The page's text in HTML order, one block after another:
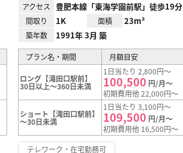
アクセス 豊肥本線「東海学園前駅」徒歩19分
間取り 1K 面積 23m²
築年数 1991年 3月 築
プラン名・期間 月額目安
ロング【滝田口駅前】
30日以上～360日未満
1日当たり 2,800円～
100,500 円/月～
初期費用他 22,000円～
ショート【滝田口駅前】
～30日未満
1日当たり 3,100円～
109,500 円/月～
初期費用他 16,500円～
テレワーク・在宅勤務可